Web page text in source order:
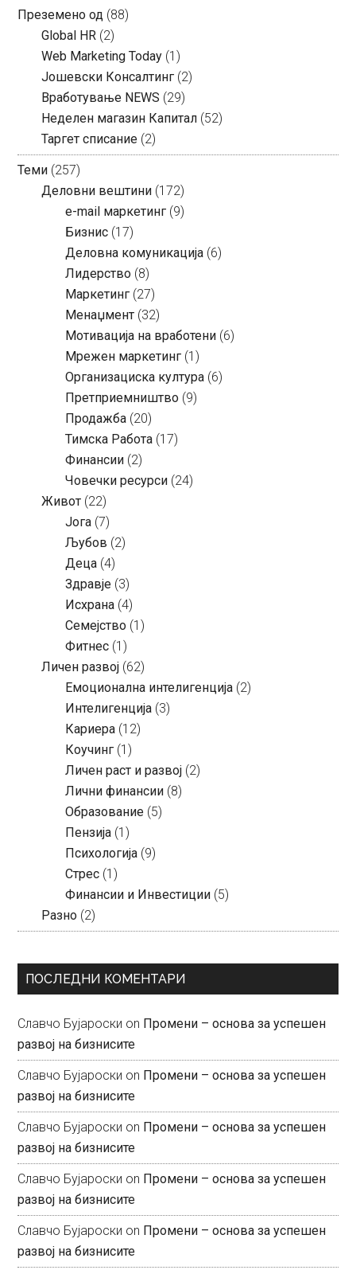
Преземено од (88)
Global HR (2)
Web Marketing Today (1)
Јошевски Консалтинг (2)
Вработување NEWS (29)
Неделен магазин Капитал (52)
Таргет списание (2)
Теми (257)
Деловни вештини (172)
e-mail маркетинг (9)
Бизнис (17)
Деловна комуникација (6)
Лидерство (8)
Маркетинг (27)
Менаџмент (32)
Мотивација на вработени (6)
Мрежен маркетинг (1)
Организациска култура (6)
Претприемништво (9)
Продажба (20)
Тимска Работа (17)
Финансии (2)
Човечки ресурси (24)
Живот (22)
Јога (7)
Љубов (2)
Деца (4)
Здравје (3)
Исхрана (4)
Семејство (1)
Фитнес (1)
Личен развој (62)
Емоционална интелигенција (2)
Интелигенција (3)
Кариера (12)
Коучинг (1)
Личен раст и развој (2)
Лични финансии (8)
Образование (5)
Пензија (1)
Психологија (9)
Стрес (1)
Финансии и Инвестиции (5)
Разно (2)
ПОСЛЕДНИ КОМЕНТАРИ
Славчо Бујароски on Промени – основа за успешен
развој на бизнисите
Славчо Бујароски on Промени – основа за успешен
развој на бизнисите
Славчо Бујароски on Промени – основа за успешен
развој на бизнисите
Славчо Бујароски on Промени – основа за успешен
развој на бизнисите
Славчо Бујароски on Промени – основа за успешен
развој на бизнисите